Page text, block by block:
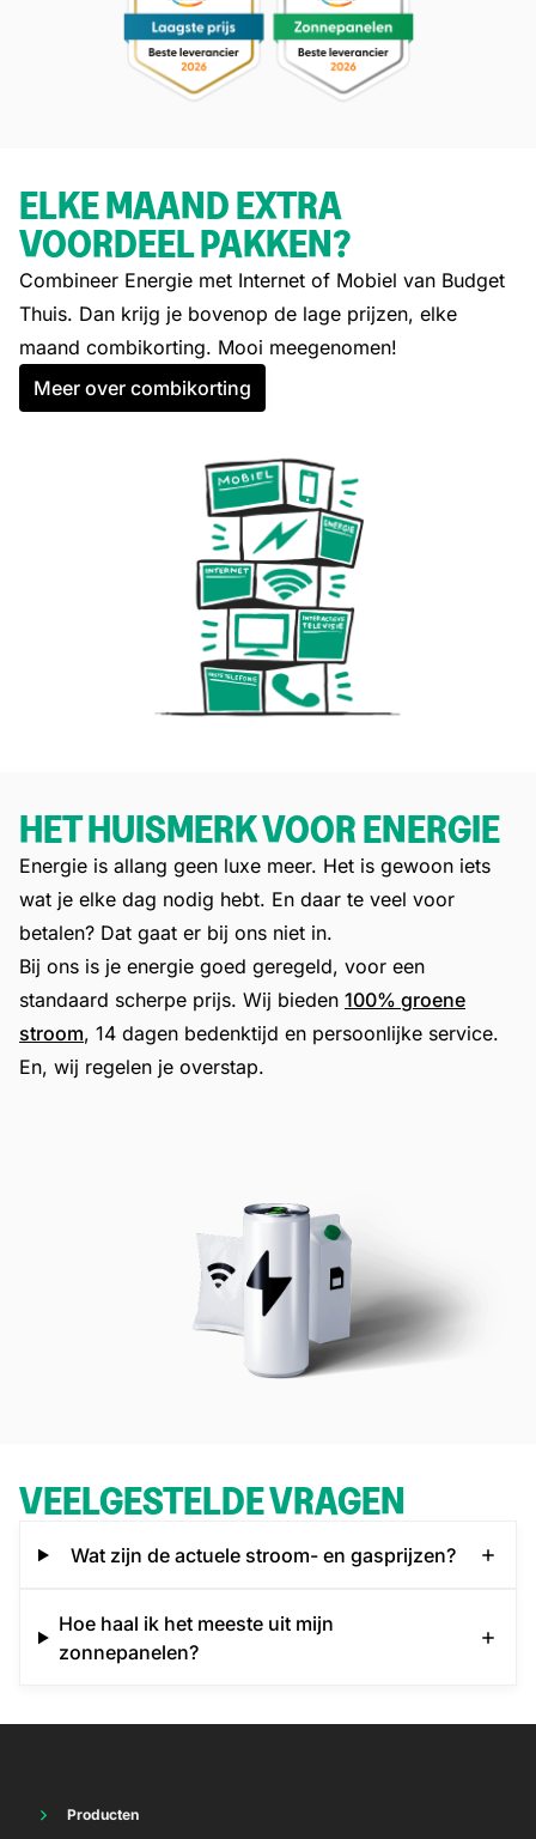
ELKE MAAND EXTRA
VOORDEEL PAKKEN?
Combineer Energie met Internet of Mobiel van Budget
Thuis. Dan krijg je bovenop de lage prijzen, elke
maand combikorting. Mooi meegenomen!
Meer over combikorting
HET HUISMERK VOOR ENERGIE
Energie is allang geen luxe meer. Het is gewoon iets
wat je elke dag nodig hebt. En daar te veel voor
betalen? Dat gaat er bij ons niet in.
Bij ons is je energie goed geregeld, voor een
standaard scherpe prijs. Wij bieden 100% groene
stroom, 14 dagen bedenktijd en persoonlijke service.
En, wij regelen je overstap.
VEELGESTELDE VRAGEN
Wat zijn de actuele stroom- en gasprijzen?
Hoe haal ik het meeste uit mijn
zonnepanelen?
Producten